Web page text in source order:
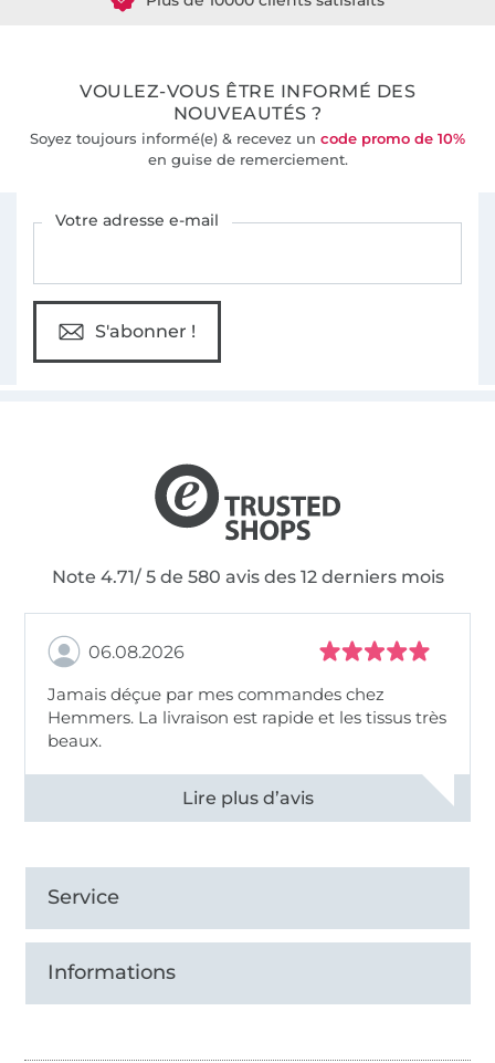
VOULEZ-VOUS ÊTRE INFORMÉ DES
NOUVEAUTÉS ?
Soyez toujours informé(e) & recevez un code promo de 10%
en guise de remerciement.
Votre adresse e-mail
S'abonner !
Note 4.71/ 5 de 580 avis des 12 derniers mois
06.08.2026
Jamais déçue par mes commandes chez
Hemmers. La livraison est rapide et les tissus très
beaux.
Voir tous les 11496 commentaires
Service
Informations